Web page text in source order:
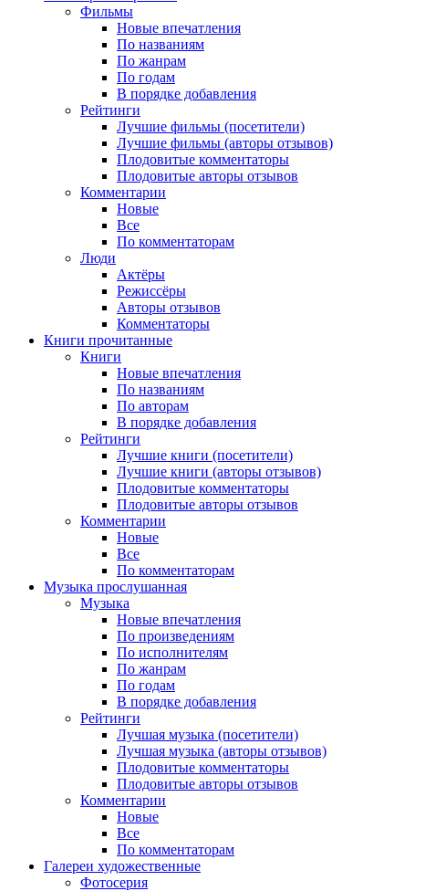
Фильмы
Новые впечатления
По названиям
По жанрам
По годам
В порядке добавления
Рейтинги
Лучшие фильмы (посетители)
Лучшие фильмы (авторы отзывов)
Плодовитые комментаторы
Плодовитые авторы отзывов
Комментарии
Новые
Все
По комментаторам
Люди
Актёры
Режиссёры
Авторы отзывов
Комментаторы
Книги прочитанные
Книги
Новые впечатления
По названиям
По авторам
В порядке добавления
Рейтинги
Лучшие книги (посетители)
Лучшие книги (авторы отзывов)
Плодовитые комментаторы
Плодовитые авторы отзывов
Комментарии
Новые
Все
По комментаторам
Музыка прослушанная
Музыка
Новые впечатления
По произведениям
По исполнителям
По жанрам
По годам
В порядке добавления
Рейтинги
Лучшая музыка (посетители)
Лучшая музыка (авторы отзывов)
Плодовитые комментаторы
Плодовитые авторы отзывов
Комментарии
Новые
Все
По комментаторам
Галереи художественные
Фотосерия